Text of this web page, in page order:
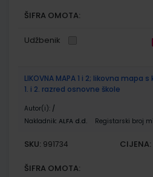
ŠIFRA OMOTA:
Udžbenik
LIKOVNA MAPA 1 i 2; likovna mapa
1. i 2. razred osnovne škole
Autor(i): /
Nakladnik: ALFA d.d. Registarski broj
SKU: 991734 CIJENA:
ŠIFRA OMOTA: